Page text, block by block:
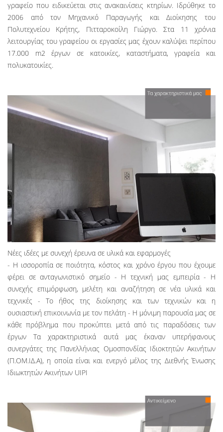
γραφείο που ειδικεύεται στις ανακαινίσεις κτηρίων. Ιδρύθηκε το
2006 από τον Μηχανικό Παραγωγής και Διοίκησης του
Πολυτεχνείου Κρήτης, Πιτταροκοίλη Γιώργο. Στα 11 χρόνια
λειτουργίας του γραφείου οι εργασίες μας έχουν καλύψει περίπου
17.000 m2 έργων σε κατοικίες, καταστήματα, γραφεία και
πολυκατοικίες.
Νέες ιδέες με συνεχή έρευνα σε υλικά και εφαρμογές
- Η ισσοροπία σε ποιότητα, κόστος και χρόνο έργου που έχουμε
φέρει σε ανταγωνιστικό σημείο - Η τεχνική μας εμπειρία - Η
συνεχής επιμόρφωση, μελέτη και αναζήτηση σε νέα υλικά και
τεχνικές - Το ήθος της διοίκησης και των τεχνικών και η
ουσιαστική επικοινωνία με τον πελάτη - Η μόνιμη παρουσία μας σε
κάθε πρόβλημα που προκύπτει μετά από τις παραδόσεις των
έργων Τα χαρακτηριστικά αυτά μας έκαναν υπερήφανους
συνεργάτες της Πανελλήνιας Ομοσπονδίας Ιδιοκτητών Ακινήτων
(Π.ΟΜ.ΙΔ.Α), η οποία είναι και ενεργό μέλος της Διεθνής Ένωσης
Ιδιωκτητών Ακινήτων UIPI